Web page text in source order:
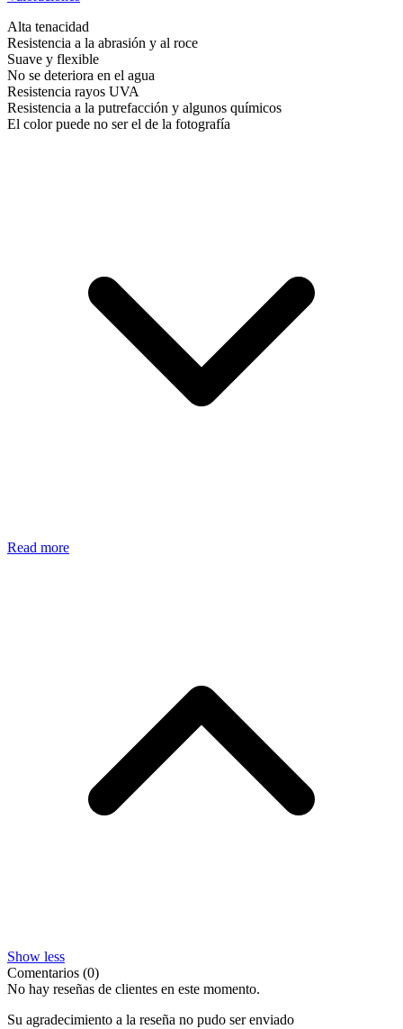
Alta tenacidad
Resistencia a la abrasión y al roce
Suave y flexible
No se deteriora en el agua
Resistencia rayos UVA
Resistencia a la putrefacción y algunos químicos
El color puede no ser el de la fotografía
Read more
Show less
Comentarios (0)
No hay reseñas de clientes en este momento.
Su agradecimiento a la reseña no pudo ser enviado